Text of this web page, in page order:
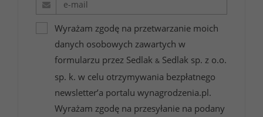
Wyrażam zgodę na przetwarzanie moich
danych osobowych zawartych w
formularzu przez Sedlak & Sedlak sp. z o.o.
sp. k. w celu otrzymywania bezpłatnego
newsletter’a portalu wynagrodzenia.pl.
Wyrażam zgodę na przesyłanie na podany